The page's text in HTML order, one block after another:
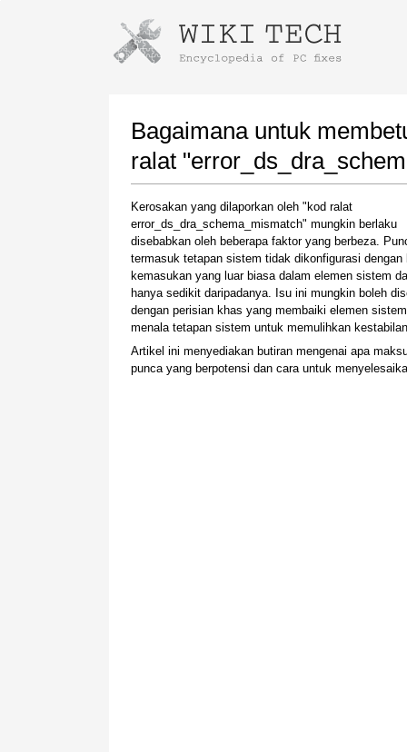
Bagaimana untuk
ralat
Kerosakan yang dilaporkan oleh "kod ralat
error_ds_dra_schema_mismatch" mungkin berlaku
disebabkan oleh beberapa faktor yang berbeza.
termasuk tetapan sistem tidak dikonfigurasi dengan
kemasukan yang luar biasa dalam elemen sistem
hanya sedikit daripadanya. Isu ini mungkin boleh
dengan perisian khas yang membaiki elemen
menala tetapan sistem untuk memulihkan
Artikel ini menyediakan butiran mengenai apa
punca yang berpotensi dan cara untuk
Instructions for downloading using
Once the download is complete, click on the
downloaded file link